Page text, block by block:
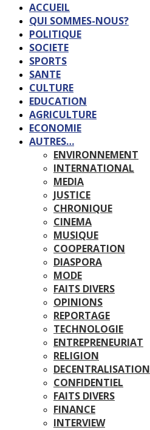
ACCUEIL
QUI SOMMES-NOUS?
POLITIQUE
SOCIETE
SPORTS
SANTE
CULTURE
EDUCATION
AGRICULTURE
ECONOMIE
AUTRES…
ENVIRONNEMENT
INTERNATIONAL
MEDIA
JUSTICE
CHRONIQUE
CINEMA
MUSIQUE
COOPERATION
DIASPORA
MODE
FAITS DIVERS
OPINIONS
REPORTAGE
TECHNOLOGIE
ENTREPRENEURIAT
RELIGION
DECENTRALISATION
CONFIDENTIEL
FAITS DIVERS
FINANCE
INTERVIEW